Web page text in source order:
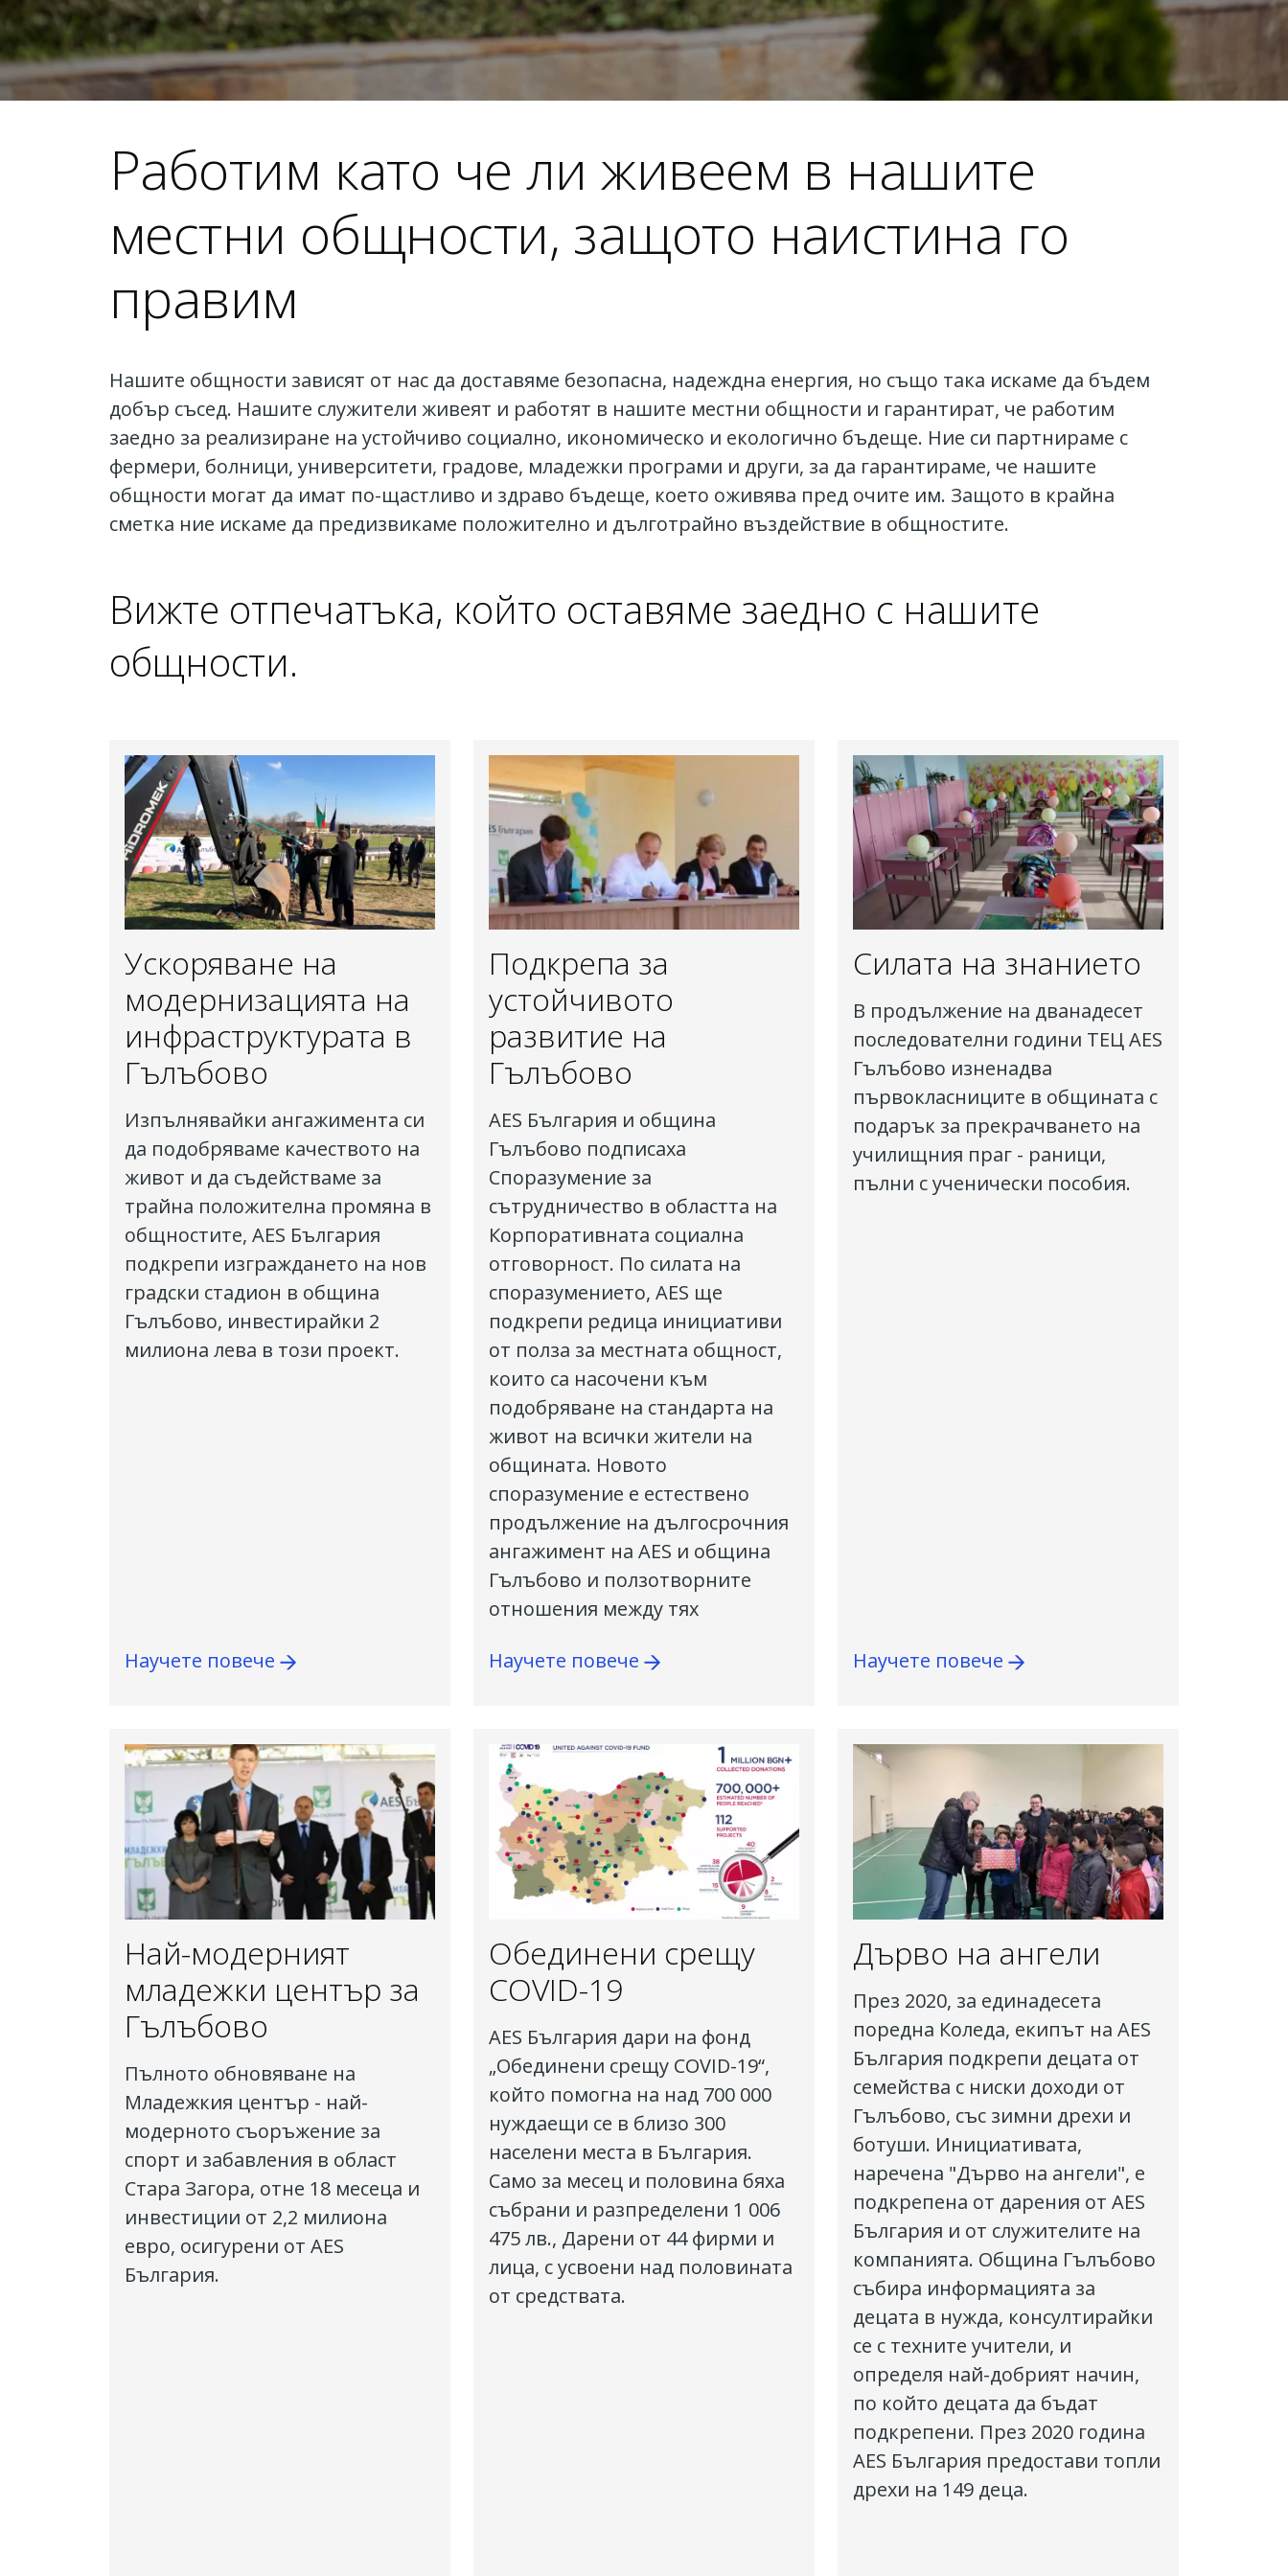
Работим като че ли живеем в нашите
местни общности, защото наистина го
правим
Нашите общности зависят от нас да доставяме безопасна, надеждна енергия, но също така искаме да бъдем
добър съсед. Нашите служители живеят и работят в нашите местни общности и гарантират, че работим
заедно за реализиране на устойчиво социално, икономическо и екологично бъдеще. Ние си партнираме с
фермери, болници, университети, градове, младежки програми и други, за да гарантираме, че нашите
общности могат да имат по-щастливо и здраво бъдеще, което оживява пред очите им. Защото в крайна
сметка ние искаме да предизвикаме положително и дълготрайно въздействие в общностите.
Вижте отпечатъка, който оставяме заедно с нашите
общности.
Ускоряване на
модернизацията на
инфраструктурата в
Гълъбово
Изпълнявайки ангажимента си
да подобряваме качеството на
живот и да съдействаме за
трайна положителна промяна в
общностите, AES България
подкрепи изграждането на нов
градски стадион в община
Гълъбово, инвестирайки 2
милиона лева в този проект.
Научете повече
Подкрепа за
устойчивото
развитие на
Гълъбово
AES България и община
Гълъбово подписаха
Споразумение за
сътрудничество в областта на
Корпоративната социална
отговорност. По силата на
споразумението, AES ще
подкрепи редица инициативи
от полза за местната общност,
които са насочени към
подобряване на стандарта на
живот на всички жители на
общината. Новото
споразумение е естествено
продължение на дългосрочния
ангажимент на AES и община
Гълъбово и ползотворните
отношения между тях
Научете повече
Силата на знанието
В продължение на дванадесет
последователни години ТЕЦ AES
Гълъбово изненадва
първокласниците в общината с
подарък за прекрачването на
училищния праг - раници,
пълни с ученически пособия.
Научете повече
Най-модерният
младежки център за
Гълъбово
Пълното обновяване на
Младежкия център - най-
модерното съоръжение за
спорт и забавления в област
Стара Загора, отне 18 месеца и
инвестиции от 2,2 милиона
евро, осигурени от AES
България.
Обединени срещу
COVID-19
AES България дари на фонд
„Обединени срещу COVID-19“,
който помогна на над 700 000
нуждаещи се в близо 300
населени места в България.
Само за месец и половина бяха
събрани и разпределени 1 006
475 лв., Дарени от 44 фирми и
лица, с усвоени над половината
от средствата.
Дърво на ангели
През 2020, за единадесета
поредна Коледа, екипът на AES
България подкрепи децата от
семейства с ниски доходи от
Гълъбово, със зимни дрехи и
ботуши. Инициативата,
наречена "Дърво на ангели", е
подкрепена от дарения от AES
България и от служителите на
компанията. Община Гълъбово
събира информацията за
децата в нужда, консултирайки
се с техните учители, и
определя най-добрият начин,
по който децата да бъдат
подкрепени. През 2020 година
AES България предостави топли
дрехи на 149 деца.